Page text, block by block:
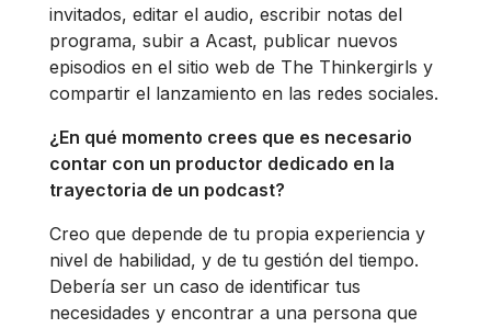
invitados, editar el audio, escribir notas del
programa, subir a Acast, publicar nuevos
episodios en el sitio web de The Thinkergirls y
compartir el lanzamiento en las redes sociales.
¿En qué momento crees que es necesario
contar con un productor dedicado en la
trayectoria de un podcast?
Creo que depende de tu propia experiencia y
nivel de habilidad, y de tu gestión del tiempo.
Debería ser un caso de identificar tus
necesidades y encontrar a una persona que